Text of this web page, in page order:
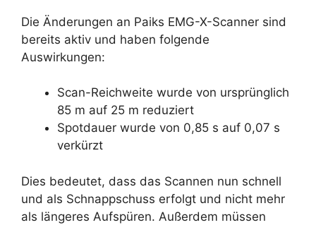
Die Änderungen an Paiks EMG-X-Scanner sind
bereits aktiv und haben folgende
Auswirkungen:
Scan-Reichweite wurde von ursprünglich
85 m auf 25 m reduziert
Spotdauer wurde von 0,85 s auf 0,07 s
verkürzt
Dies bedeutet, dass das Scannen nun schnell
und als Schnappschuss erfolgt und nicht mehr
als längeres Aufspüren. Außerdem müssen